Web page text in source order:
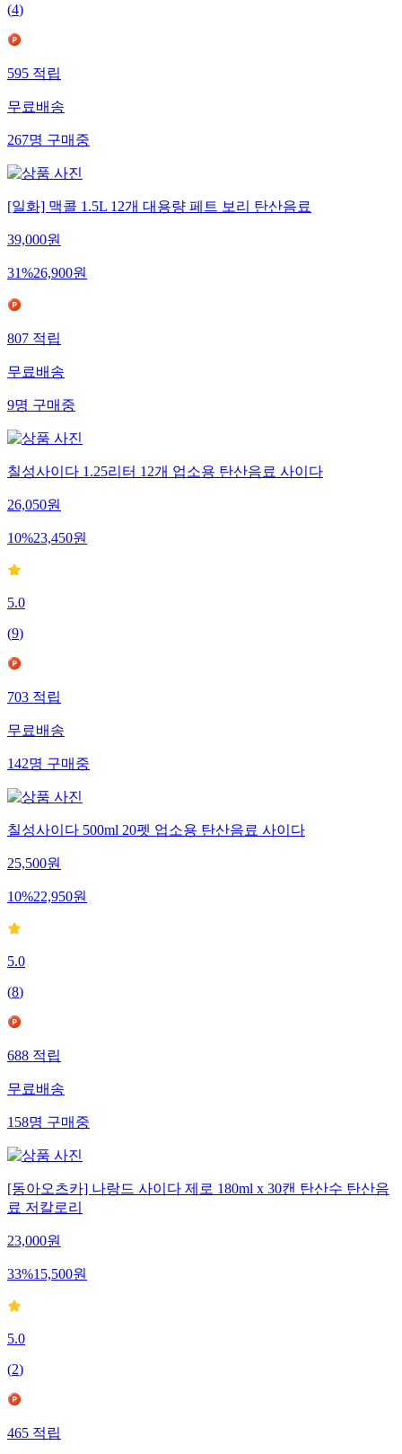
(4)
595 적립
무료배송
267명 구매중
[일화] 맥콜 1.5L 12개 대용량 페트 보리 탄산음료
39,000원
31%26,900원
807 적립
무료배송
9명 구매중
칠성사이다 1.25리터 12개 업소용 탄산음료 사이다
26,050원
10%23,450원
5.0
(9)
703 적립
무료배송
142명 구매중
칠성사이다 500ml 20펫 업소용 탄산음료 사이다
25,500원
10%22,950원
5.0
(8)
688 적립
무료배송
158명 구매중
[동아오츠카] 나랑드 사이다 제로 180ml x 30캔 탄산수 탄산음
료 저칼로리
23,000원
33%15,500원
5.0
(2)
465 적립